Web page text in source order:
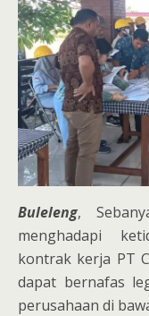
Buleleng,
menghadapi
kontrak kerja PT
dapat bernafas
perusahaan di